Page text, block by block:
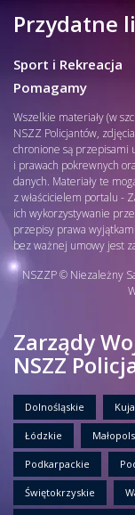
Przydatne
Sport i Rekreacja
Pomagamy
Wszelkie materiały (w
NSZZ Policjantów,
chronione są przepisami
i prawach pokrewnych
danych. Materiały te
z właścicielem portalu -
ich wykorzystywanie
przepisy prawa
bez ważnej umowy jest
NSZZP © Niezależny
Zarządy
NSZZ
Dolnośląskie
Łódzkie
Podkarpackie
Świętokrzyskie